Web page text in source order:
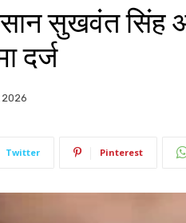
सुखवंत सिंह
दर्ज
2026
Twitter Pinterest